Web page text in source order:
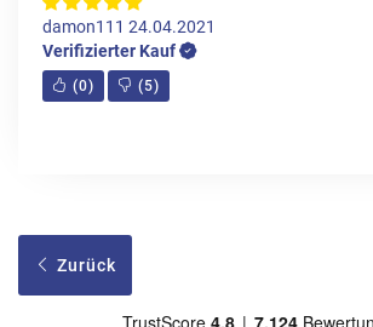
damon111 24.04.2021
Verifizierter Kauf
(0) (5)
Zurück